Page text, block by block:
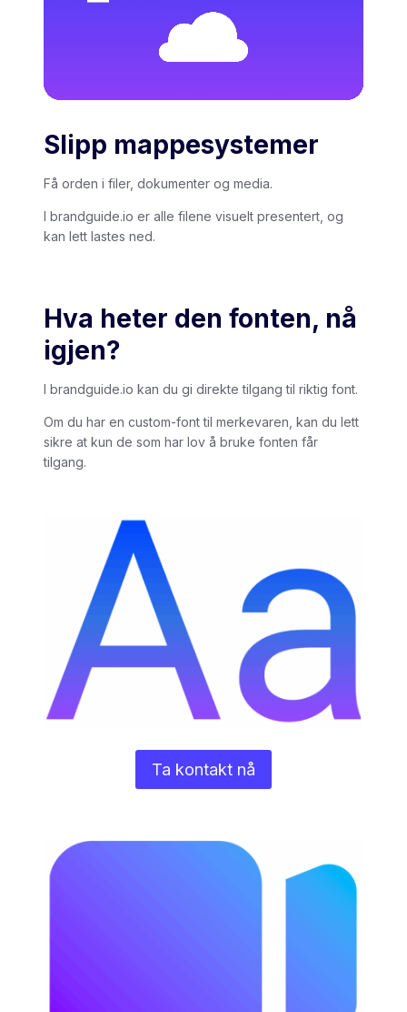
Slipp mappesystemer
Få orden i filer, dokumenter og media.
I brandguide.io er alle filene visuelt presentert, og
kan lett lastes ned.
Hva heter den fonten, nå
igjen?
I brandguide.io kan du gi direkte tilgang til riktig font.
Om du har en custom-font til merkevaren, kan du lett
sikre at kun de som har lov å bruke fonten får
tilgang.
Ta kontakt nå